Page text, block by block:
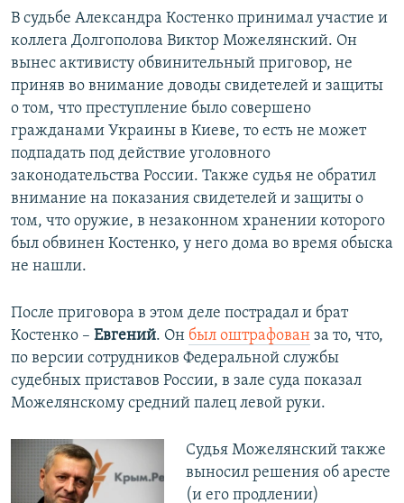
В судьбе Александра Костенко принимал участие и
коллега Долгополова Виктор Можелянский. Он
вынес активисту обвинительный приговор, не
приняв во внимание доводы свидетелей и защиты
о том, что преступление было совершено
гражданами Украины в Киеве, то есть не может
подпадать под действие уголовного
законодательства России. Также судья не обратил
внимание на показания свидетелей и защиты о
том, что оружие, в незаконном хранении которого
был обвинен Костенко, у него дома во время обыска
не нашли.
После приговора в этом деле пострадал и брат
Костенко – Евгений. Он был оштрафован за то, что,
по версии сотрудников Федеральной службы
судебных приставов России, в зале суда показал
Можелянскому средний палец левой руки.
Судья Можелянский также
выносил решения об аресте
(и его продлении)